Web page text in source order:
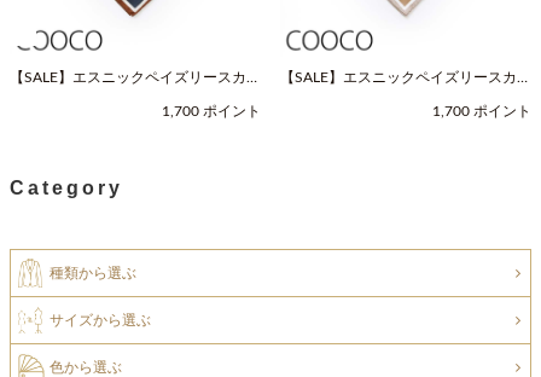
【SALE】エスニックペイズリースカー
1,700 ポイント
【SALE】エスニックペイズリースカー
1,700 ポイント
Category
種類から選ぶ
サイズから選ぶ
色から選ぶ